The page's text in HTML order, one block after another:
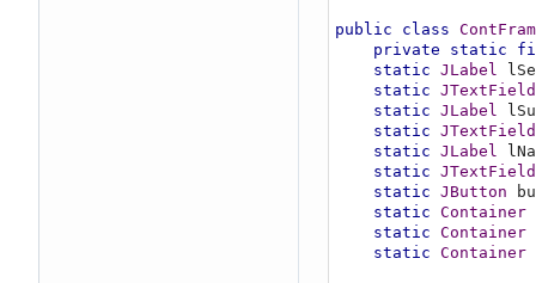
public class
private
static
static JLabel
static JTextField
static JLabel
static JTextField
static JLabel
static JTextField
static JButton
static Container
static Container
static Container